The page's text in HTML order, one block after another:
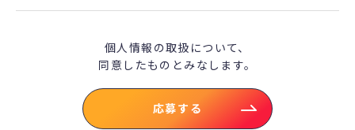
個人情報の取扱について、
同意したものとみなします。
応募する